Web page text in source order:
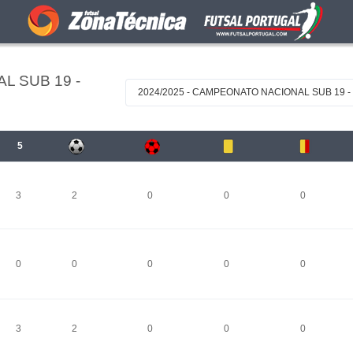
SUB 19 -
2024/2025 - CAMPEONATO NACIONAL SUB 19 -
5
3 2 0 0 0
0 0 0 0 0
3 2 0 0 0